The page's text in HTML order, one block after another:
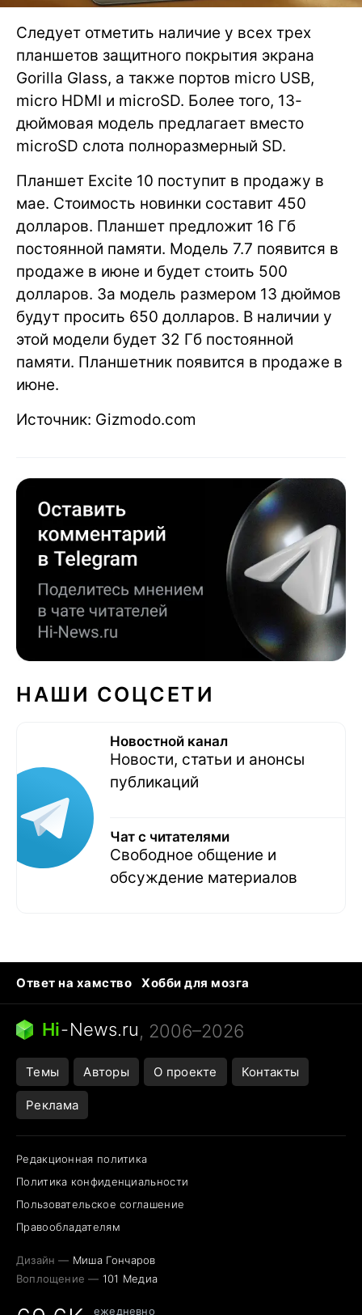
Следует отметить наличие у всех трех
планшетов защитного покрытия экрана
Gorilla Glass, а также портов micro USB,
micro HDMI и microSD. Более того, 13-
дюймовая модель предлагает вместо
microSD слота полноразмерный SD.
Планшет Excite 10 поступит в продажу в
мае. Стоимость новинки составит 450
долларов. Планшет предложит 16 Гб
постоянной памяти. Модель 7.7 появится в
продаже в июне и будет стоить 500
долларов. За модель размером 13 дюймов
будут просить 650 долларов. В наличии у
этой модели будет 32 Гб постоянной
памяти. Планшетник появится в продаже в
июне.
Источник: Gizmodo.com
НАШИ СОЦСЕТИ
Новостной канал
Новости, статьи и анонсы
публикаций
Чат с читателями
Свободное общение и
обсуждение материалов
Ответ на хамство
Хобби для мозга
Бензин 100 и 95
Тунцы в океанариуме
Следующая пандемия
Hi-News.ru, 2006–2026
Темы Авторы О проекте Контакты
Реклама
Редакционная политика
Политика конфиденциальности
Пользовательское соглашение
Правообладателям
Дизайн — Миша Гончаров
Воплощение — 101 Медиа
ежедневно